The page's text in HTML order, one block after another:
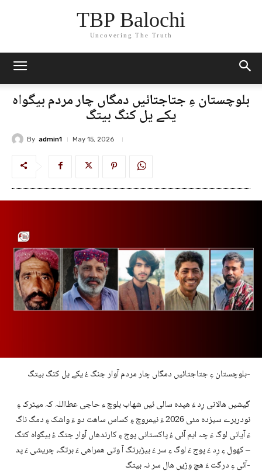
TBP Balochi
Uncovering The Truth
بلوچستان ءِ جتاجتائیں دمگاں چار مردم بیگواہ
یکے یل کنگ بیتگ
By admin1 May 15, 2026
بلوچستان ءِ جتاجتائیں دمگاں چار مردم آوار جنگ ءُ یکے یل کنگ بیتگ-
گیشیں ھالانی رِد ءَ ھپدہ سالی ئیں شھاب بلوچ ء حاجی عطااللہ کہ میٹرک ءِ
نودربرے سیزدہ مئی 2026 ءَ نیمروچ ءِ کساس ساھت دو ءَ واشک ءِ دمگ ناگ
ءَ آیانی لوگ ءَ چہ ایم آئی ءُ پاکستانی پوج ءِ کارندھاں آوار جتگ ءُ بیگواہ کتگ
– کھول ءِ رِد ءَ پوج ءَ لوگ ءِ سر ءَ بیڑبرتگ آ وتی ھمراھی ءَ برتگ، چریشی ءَ پد
آئی ءِ درگت ءَ ھچ وڑیں ھال سر نہ بیتگ-